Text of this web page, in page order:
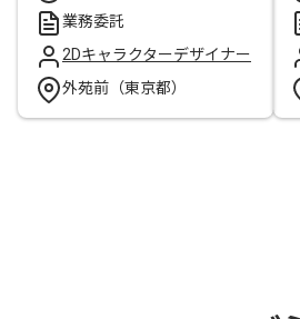
業務委託
2Dキャラクターデザイナー
外苑前（東京都）